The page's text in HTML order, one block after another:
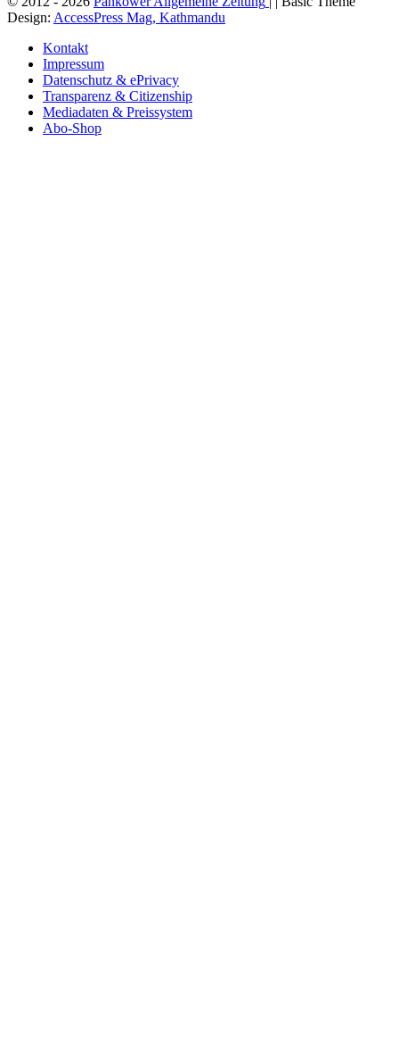
Design: AccessPress Mag, Kathmandu
Kontakt
Impressum
Datenschutz & ePrivacy
Transparenz & Citizenship
Mediadaten & Preissystem
Abo-Shop